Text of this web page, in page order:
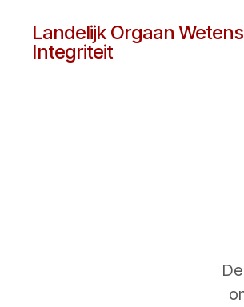
Landelijk Orgaan
Integriteit